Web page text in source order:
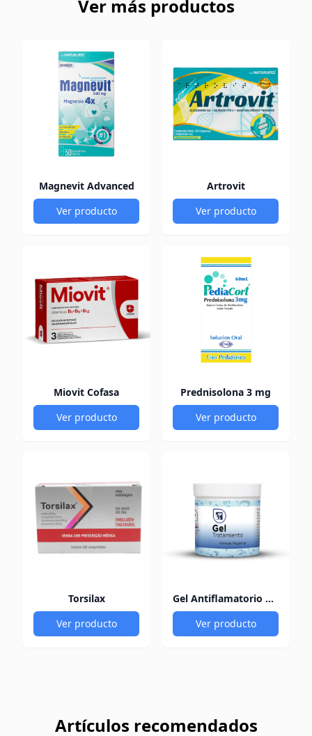
Ver más productos
Magnevit Advanced
Ver producto
Artrovit
Ver producto
Miovit Cofasa
Ver producto
Prednisolona 3 mg
Ver producto
Torsilax
Ver producto
Gel Antiflamatorio 60Gr
Ver producto
Artículos recomendados